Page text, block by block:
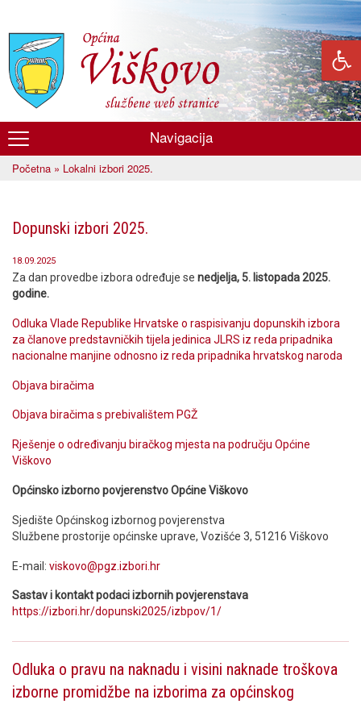
glavni
sadržaj
Općina
Viškovo
Navigacija
Početna » Lokalni izbori 2025.
Dopunski izbori 2025.
18.09.2025
Za dan provedbe izbora određuje se nedjelja, 5. listopada 2025.
godine.
Odluka Vlade Republike Hrvatske o raspisivanju dopunskih izbora
za članove predstavničkih tijela jedinica JLRS iz reda pripadnika
nacionalne manjine odnosno iz reda pripadnika hrvatskog naroda
Objava biračima
Objava biračima s prebivalištem PGŽ
Rješenje o određivanju biračkog mjesta na području Općine
Viškovo
Općinsko izborno povjerenstvo Općine Viškovo
Sjedište Općinskog izbornog povjerenstva
Službene prostorije općinske uprave, Vozišće 3, 51216 Viškovo
E-mail: viskovo@pgz.izbori.hr
Sastav i kontakt podaci izbornih povjerenstava
https://izbori.hr/dopunski2025/izbpov/1/
Odluka o pravu na naknadu i visini naknade troškova
izborne promidžbe na izborima za općinskog